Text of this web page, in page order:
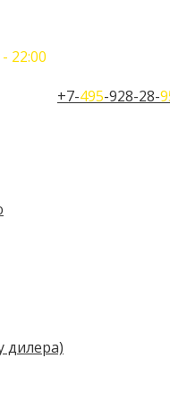
22:00
+7-495-928-28-
дилера)